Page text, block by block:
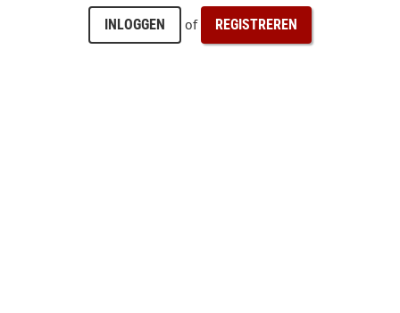
INLOGGEN of REGISTREREN